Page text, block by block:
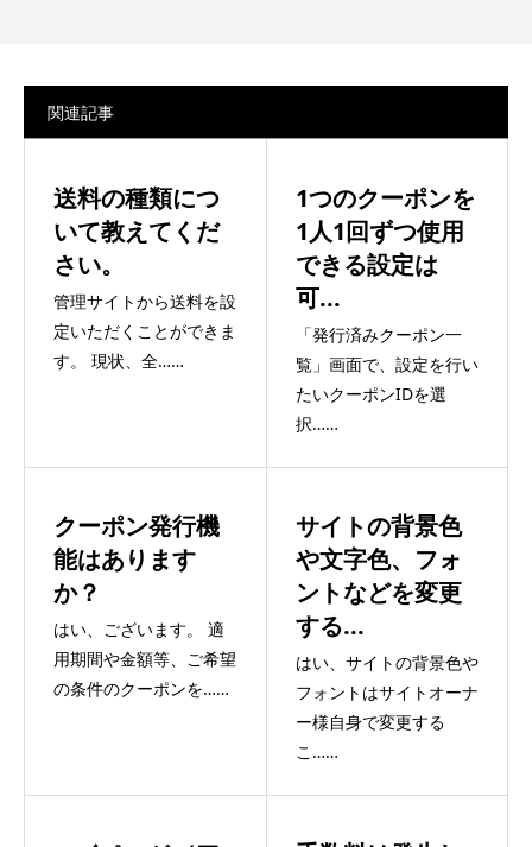
関連記事
送料の種類につ
いて教えてくだ
さい。
管理サイトから送料を設
定いただくことができま
す。 現状、全……
1つのクーポンを
1人1回ずつ使用
できる設定は
可...
「発行済みクーポン一
覧」画面で、設定を行い
たいクーポンIDを選
択……
クーポン発行機
能はあります
か？
はい、ございます。 適
用期間や金額等、ご希望
の条件のクーポンを……
サイトの背景色
や文字色、フォ
ントなどを変更
する...
はい、サイトの背景色や
フォントはサイトオーナ
ー様自身で変更する
こ……